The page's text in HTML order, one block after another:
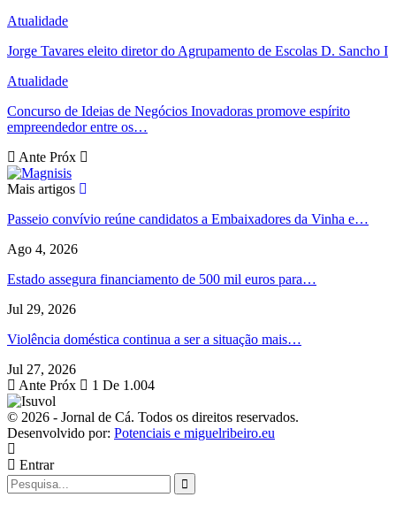
Atualidade
Jorge Tavares eleito diretor do Agrupamento de Escolas D. Sancho I
Atualidade
Concurso de Ideias de Negócios Inovadoras promove espírito
empreendedor entre os…
Ante Próx
Mais artigos
Passeio convívio reúne candidatos a Embaixadores da Vinha e…
Ago 4, 2026
Estado assegura financiamento de 500 mil euros para…
Jul 29, 2026
Violência doméstica continua a ser a situação mais…
Jul 27, 2026
Ante Próx 1 De 1.004
© 2026 - Jornal de Cá. Todos os direitos reservados.
Desenvolvido por: Potenciais e miguelribeiro.eu
Entrar